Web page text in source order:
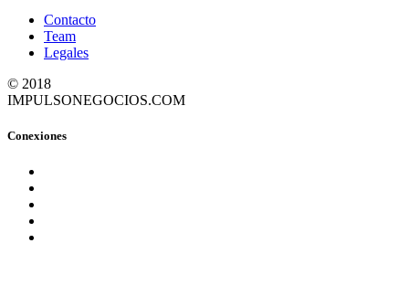
Contacto
Team
Legales
© 2018
IMPULSONEGOCIOS.COM
Conexiones